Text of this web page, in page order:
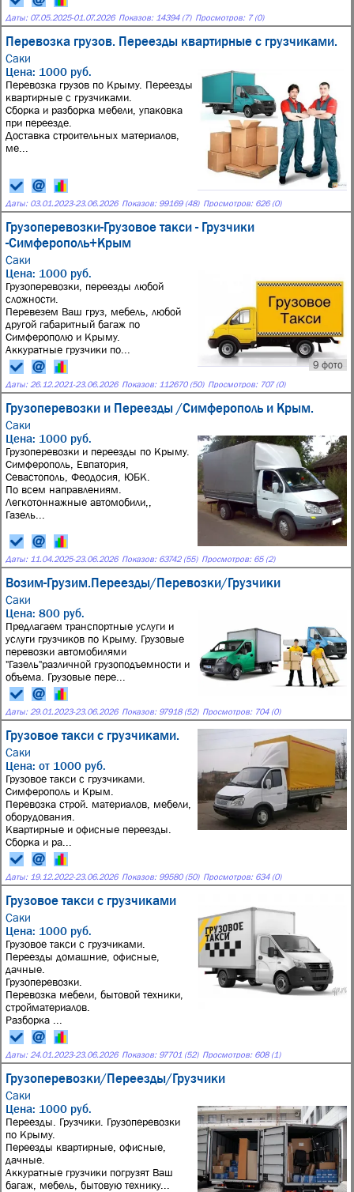
Даты: 07.05.2025-01.07.2026 Показов: 14394 (7) Просмотров: 7 (0)
Перевозка грузов. Переезды квартирные с грузчиками.
Саки
Цена: 1000 руб.
Перевозка грузов по Крыму. Переезды
квартирные с грузчиками.
Сборка и разборка мебели, упаковка
при переезде.
Доставка строительных материалов,
ме...
Даты: 03.01.2023-23.06.2026 Показов: 99169 (48) Просмотров: 626 (0)
Грузоперевозки-Грузовое такси - Грузчики
-Симферополь+Крым
Саки
9 фото
Цена: 1000 руб.
Грузоперевозки, переезды любой
сложности.
Перевезем Ваш груз, мебель, любой
другой габаритный багаж по
Симферополю и Крыму.
Аккуратные грузчики по...
Даты: 26.12.2021-23.06.2026 Показов: 112670 (50) Просмотров: 707 (0)
Грузоперевозки и Переезды /Симферополь и Крым.
Саки
Цена: 1000 руб.
Грузоперевозки и переезды по Крыму.
Симферополь, Евпатория,
Севастополь, Феодосия, ЮБК.
По всем направлениям.
Легкотоннажные автомобили,,
Газель...
Даты: 11.04.2025-23.06.2026 Показов: 63742 (55) Просмотров: 65 (2)
Возим-Грузим.Переезды/Перевозки/Грузчики
Саки
Цена: 800 руб.
Предлагаем транспортные услуги и
услуги грузчиков по Крыму. Грузовые
перевозки автомобилями
"Газель"различной грузоподъемности и
объема. Грузовые пере...
Даты: 29.01.2023-23.06.2026 Показов: 97918 (52) Просмотров: 704 (0)
Грузовое такси с грузчиками.
Саки
Цена: от 1000 руб.
Грузовое такси с грузчиками.
Симферополь и Крым.
Перевозка строй. материалов, мебели,
оборудования.
Квартирные и офисные переезды.
Сборка и ра...
Даты: 19.12.2022-23.06.2026 Показов: 99580 (50) Просмотров: 634 (0)
Грузовое такси с грузчиками
Саки
Цена: 1000 руб.
Грузовое такси с грузчиками.
Переезды домашние, офисные,
дачные.
Грузоперевозки.
Перевозка мебели, бытовой техники,
стройматериалов.
Разборка ...
Даты: 24.01.2023-23.06.2026 Показов: 97701 (52) Просмотров: 608 (1)
Грузоперевозки/Переезды/Грузчики
Саки
Цена: 1000 руб.
Переезды. Грузчики. Грузоперевозки
по Крыму.
Переезды квартирные, офисные,
дачные.
Аккуратные грузчики погрузят Ваш
багаж, мебель, бытовую технику...